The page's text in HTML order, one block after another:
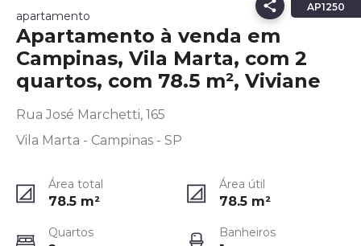
AP1250
apartamento
Apartamento à venda em
Campinas, Vila Marta, com 2
quartos, com 78.5 m², Viviane
Rua José Marchetti, 165
Vila Marta - Campinas - SP
Área total
78.5 m²
Área útil
78.5 m²
Quartos Banheiros